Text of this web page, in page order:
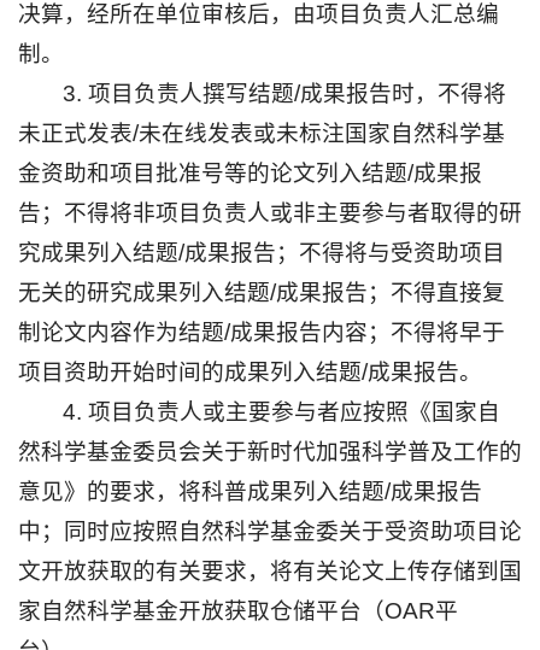
决算，经所在单位审核后，由项目负责人汇总编
制。
3. 项目负责人撰写结题/成果报告时，不得将
未正式发表/未在线发表或未标注国家自然科学基
金资助和项目批准号等的论文列入结题/成果报
告；不得将非项目负责人或非主要参与者取得的研
究成果列入结题/成果报告；不得将与受资助项目
无关的研究成果列入结题/成果报告；不得直接复
制论文内容作为结题/成果报告内容；不得将早于
项目资助开始时间的成果列入结题/成果报告。
4. 项目负责人或主要参与者应按照《国家自
然科学基金委员会关于新时代加强科学普及工作的
意见》的要求，将科普成果列入结题/成果报告
中；同时应按照自然科学基金委关于受资助项目论
文开放获取的有关要求，将有关论文上传存储到国
家自然科学基金开放获取仓储平台（OAR平